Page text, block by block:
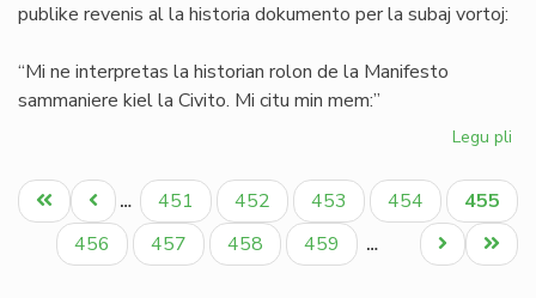
publike revenis al la historia dokumento per la subaj vortoj:
“Mi ne interpretas la historian rolon de la Manifesto
sammaniere kiel la Civito. Mi citu min mem:”
Legu pli
en
la
Pagination
Unua
paĝo
Antaŭa
paĝo
… Paĝo
451 Paĝo
452 Paĝo
453 Paĝo
454
Aktuala
paĝo
455
Paĝo
456 Paĝo
457 Paĝo
458 Paĝo
459 …
Last
page
Next
page